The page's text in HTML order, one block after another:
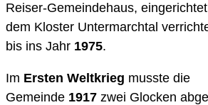
Reiser-Gemeindehaus,
dem Kloster Untermarchtal
bis ins Jahr 1975.
Im Ersten Weltkrieg musste die
Gemeinde 1917 zwei Glocken